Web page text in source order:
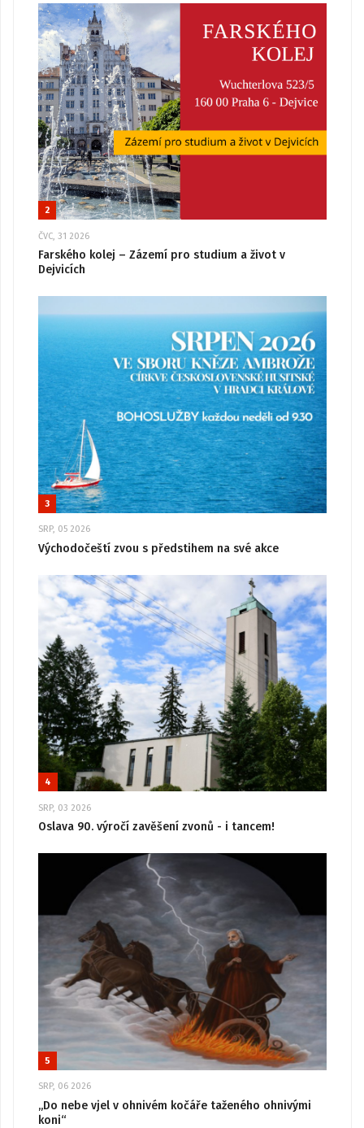
2
ČVC, 31 2026
Farského kolej – Zázemí pro studium a život v
Dejvicích
3
SRP, 05 2026
Východočeští zvou s předstihem na své akce
4
SRP, 03 2026
Oslava 90. výročí zavěšení zvonů - i tancem!
5
SRP, 06 2026
„Do nebe vjel v ohnivém kočáře taženého ohnivými
koni“